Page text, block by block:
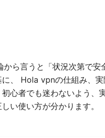
ら言うと「状況次第で安
、 Hola vpnの仕組み、
心者でも迷わないよう、
い使い方が分かります。